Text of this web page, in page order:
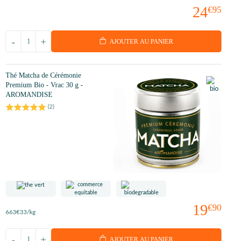
24€95
+
- AJOUTER AU PANIER
Thé Matcha de Cérémonie
Premium Bio - Vrac 30 g -
AROMANDISE
(2)
19€90
663€33/kg
AJOUTER AU PANIER